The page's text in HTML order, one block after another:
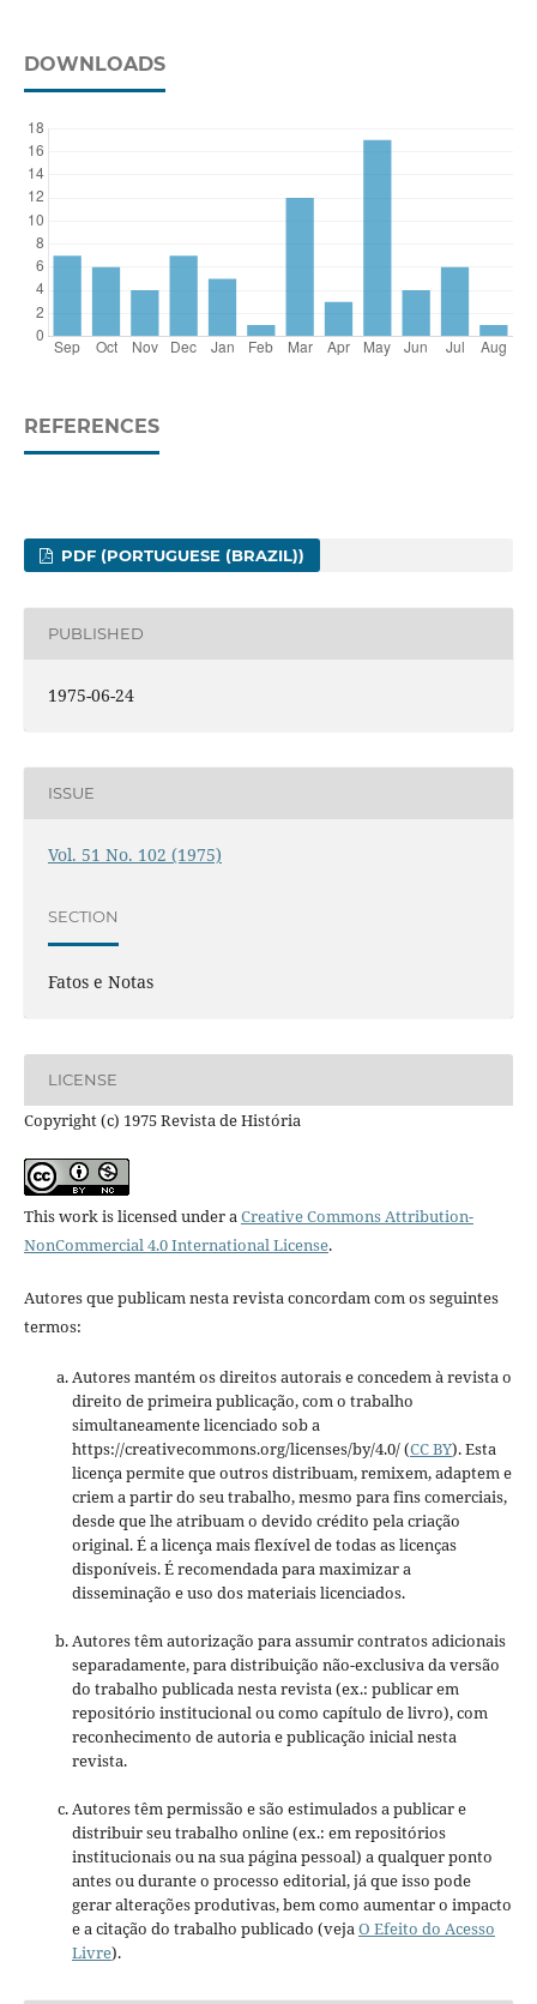
DOWNLOADS
REFERENCES
PDF (PORTUGUESE (BRAZIL))
PUBLISHED
1975-06-24
ISSUE
Vol. 51 No. 102 (1975)
SECTION
Fatos e Notas
LICENSE
Copyright (c) 1975 Revista de História
This work is licensed under aCreative Commons Attribution-
NonCommercial 4.0 International License.
Autores que publicam nesta revista concordam com os seguintes
termos:
Autores mantém os direitos autorais e concedem à revista o
direito de primeira publicação, com o trabalho
simultaneamente licenciado sob a
https://creativecommons.org/licenses/by/4.0/ (CC BY). Esta
licença permite que outros distribuam, remixem, adaptem e
criem a partir do seu trabalho, mesmo para fins comerciais,
desde que lhe atribuam o devido crédito pela criação
original. É a licença mais flexível de todas as licenças
disponíveis. É recomendada para maximizar a
disseminação e uso dos materiais licenciados.
Autores têm autorização para assumir contratos adicionais
separadamente, para distribuição não-exclusiva da versão
do trabalho publicada nesta revista (ex.: publicar em
repositório institucional ou como capítulo de livro), com
reconhecimento de autoria e publicação inicial nesta
revista.
Autores têm permissão e são estimulados a publicar e
distribuir seu trabalho online (ex.: em repositórios
institucionais ou na sua página pessoal) a qualquer ponto
antes ou durante o processo editorial, já que isso pode
gerar alterações produtivas, bem como aumentar o impacto
e a citação do trabalho publicado (vejaO Efeito do Acesso
Livre).